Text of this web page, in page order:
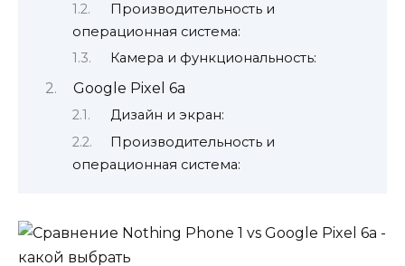
Производительность и
операционная система:
Камера и функциональность:
Google Pixel 6a
Дизайн и экран:
Производительность и
операционная система: